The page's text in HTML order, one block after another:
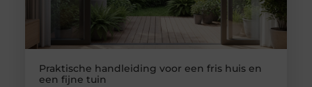
Praktische handleiding voor een fris huis en
een fijne tuin